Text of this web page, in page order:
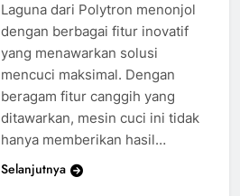
Laguna dari Polytron menonjol
dengan berbagai fitur inovatif
yang menawarkan solusi
mencuci maksimal. Dengan
beragam fitur canggih yang
ditawarkan, mesin cuci ini tidak
hanya memberikan hasil…
Selanjutnya